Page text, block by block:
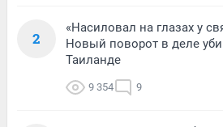
2
«Насиловал на глазах у
Новый поворот в деле
Таиланде
9 354 9